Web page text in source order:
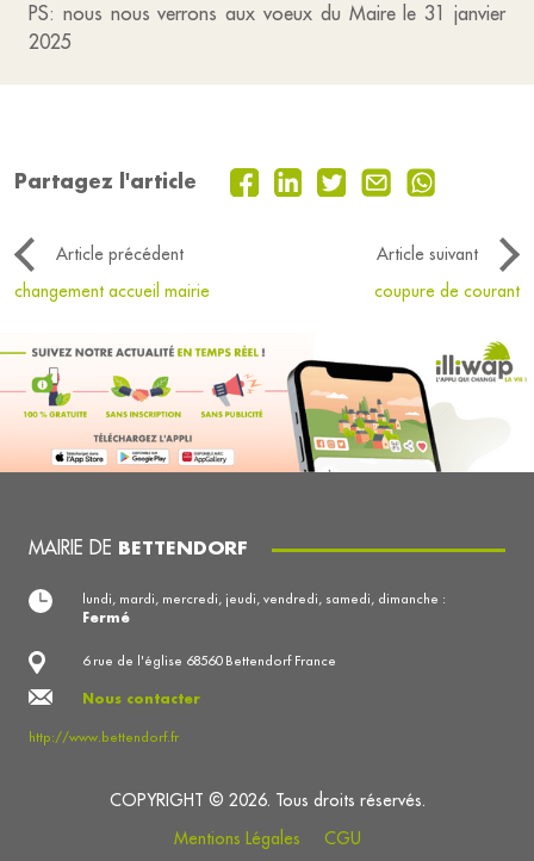
PS: nous nous verrons aux voeux du Maire le 31 janvier
2025
Partagez l'article
Article précédent
Article suivant
changement accueil mairie
coupure de courant
MAIRIE DE BETTENDORF
6 rue de l'église 68560 Bettendorf France
Nous contacter
http://www.bettendorf.fr
lundi, mardi, mercredi, jeudi, vendredi, samedi, dimanche :
Fermé
COPYRIGHT © 2026. Tous droits réservés.
Mentions Légales
CGU